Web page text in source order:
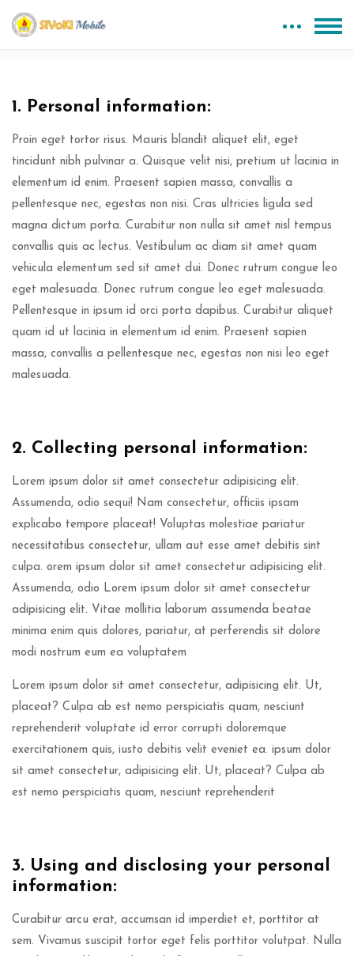
1. Personal information:
Proin eget tortor risus. Mauris blandit aliquet elit, eget
tincidunt nibh pulvinar a. Quisque velit nisi, pretium ut lacinia in
elementum id enim. Praesent sapien massa, convallis a
pellentesque nec, egestas non nisi. Cras ultricies ligula sed
magna dictum porta. Curabitur non nulla sit amet nisl tempus
convallis quis ac lectus. Vestibulum ac diam sit amet quam
vehicula elementum sed sit amet dui. Donec rutrum congue leo
eget malesuada. Donec rutrum congue leo eget malesuada.
Pellentesque in ipsum id orci porta dapibus. Curabitur aliquet
quam id ut lacinia in elementum id enim. Praesent sapien
massa, convallis a pellentesque nec, egestas non nisi leo eget
malesuada.
2. Collecting personal information:
Lorem ipsum dolor sit amet consectetur adipisicing elit.
Assumenda, odio sequi! Nam consectetur, officiis ipsam
explicabo tempore placeat! Voluptas molestiae pariatur
necessitatibus consectetur, ullam aut esse amet debitis sint
culpa. orem ipsum dolor sit amet consectetur adipisicing elit.
Assumenda, odio Lorem ipsum dolor sit amet consectetur
adipisicing elit. Vitae mollitia laborum assumenda beatae
minima enim quis dolores, pariatur, at perferendis sit dolore
modi nostrum eum ea voluptatem
Lorem ipsum dolor sit amet consectetur, adipisicing elit. Ut,
placeat? Culpa ab est nemo perspiciatis quam, nesciunt
reprehenderit voluptate id error corrupti doloremque
exercitationem quis, iusto debitis velit eveniet ea. ipsum dolor
sit amet consectetur, adipisicing elit. Ut, placeat? Culpa ab
est nemo perspiciatis quam, nesciunt reprehenderit
3. Using and disclosing your personal
information:
Curabitur arcu erat, accumsan id imperdiet et, porttitor at
sem. Vivamus suscipit tortor eget felis porttitor volutpat. Nulla